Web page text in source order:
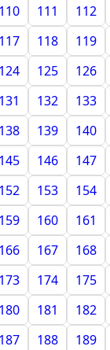
110 111 112
117 118 119
124 125 126
131 132 133
138 139 140
145 146 147
152 153 154
159 160 161
166 167 168
173 174 175
180 181 182
187 188 189